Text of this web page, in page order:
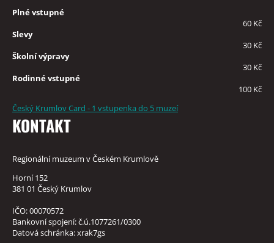
Plné vstupné
60 Kč
Slevy
30 Kč
Školní výpravy
30 Kč
Rodinné vstupné
100 Kč
Český Krumlov Card - 1 vstupenka do 5 muzeí
KONTAKT
Regionální muzeum v Českém Krumlově
Horní 152
381 01 Český Krumlov
IČO: 00070572
Bankovní spojení: č.ú.1077261/0300
Datová schránka: xrak7gs